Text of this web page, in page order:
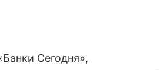
Сегодня»,